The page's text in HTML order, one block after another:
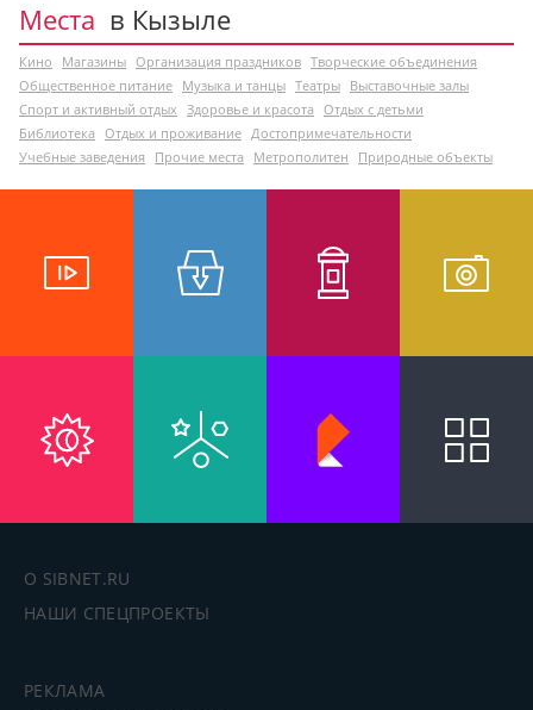
Места в Кызыле
Кино Магазины Организация праздников Творческие объединения
Общественное питание Музыка и танцы Театры Выставочные залы
Спорт и активный отдых Здоровье и красота Отдых с детьми
Библиотека Отдых и проживание Достопримечательности
Учебные заведения
Прочие места Метрополитен Природные объекты
О SIBNET.RU
НАШИ СПЕЦПРОЕКТЫ
РЕКЛАМА